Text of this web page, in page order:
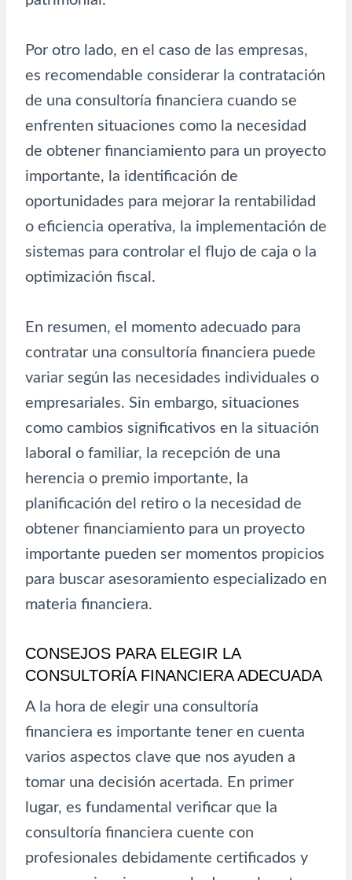
Por otro lado, en el caso de las empresas,
es recomendable considerar la contratación
de una consultoría financiera cuando se
enfrenten situaciones como la necesidad
de obtener financiamiento para un proyecto
importante, la identificación de
oportunidades para mejorar la rentabilidad
o eficiencia operativa, la implementación de
sistemas para controlar el flujo de caja o la
optimización fiscal.
En resumen, el momento adecuado para
contratar una consultoría financiera puede
variar según las necesidades individuales o
empresariales. Sin embargo, situaciones
como cambios significativos en la situación
laboral o familiar, la recepción de una
herencia o premio importante, la
planificación del retiro o la necesidad de
obtener financiamiento para un proyecto
importante pueden ser momentos propicios
para buscar asesoramiento especializado en
materia financiera.
CONSEJOS PARA ELEGIR LA
CONSULTORÍA FINANCIERA ADECUADA
A la hora de elegir una consultoría
financiera es importante tener en cuenta
varios aspectos clave que nos ayuden a
tomar una decisión acertada. En primer
lugar, es fundamental verificar que la
consultoría financiera cuente con
profesionales debidamente certificados y